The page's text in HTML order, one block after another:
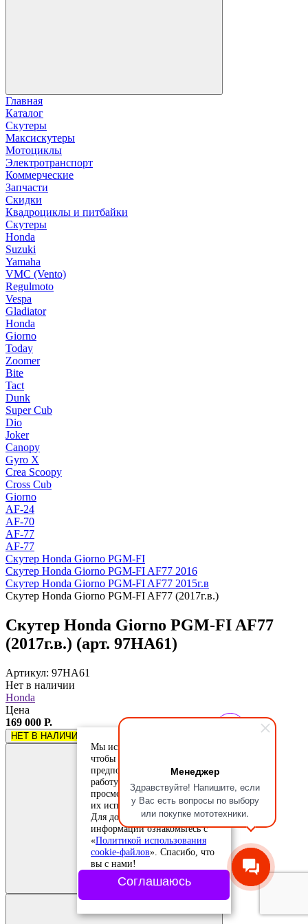
Менеджер
Здравствуйте! Напишите, если
у Вас есть вопросы по выбору
или покупке мототехники.
Главная
Каталог
Скутеры
Максискутеры
Мотоциклы
Электротранспорт
Коммерческие
Запчасти
Скидки
Квадроциклы и питбайки
Скутеры
Honda
Suzuki
Yamaha
VMC (Vento)
Regulmoto
Vespa
Gladiator
Honda
Giorno
Today
Zoomer
Bite
Tact
Dunk
Super Cub
Dio
Joker
Canopy
Gyro X
Crea Scoopy
Cross Cub
Giorno
AF-24
AF-70
AF-77
AF-77
Скутер Honda Giorno PGM-FI
Скутер Honda Giorno PGM-FI AF77 2016
Скутер Honda Giorno PGM-FI AF77 2015г.в
Скутер Honda Giorno PGM-FI AF77 (2017г.в.)
Скутер Honda Giorno PGM-FI AF77
(2017г.в.) (арт. 97HA61)
Артикул: 97HA61
Нет в наличии
Honda
Цена
169 000 Р.
НЕТ В НАЛИЧИИ
Добавить в
сравнение
Добавлено в
сравнение
Мы используем cookie-файлы,
чтобы учесть ваши
предпочтения и улучшить
работу сайта. Продолжая
просмотр, вы соглашаетесь с
их использованием.
Для дополнительной
информации ознакомьтесь с
«Политикой использования
cookie-файлов». Спасибо, что
вы с нами!
Соглашаюсь